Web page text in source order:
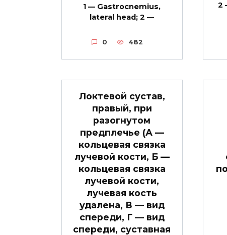
1 — Gastrocnemius,
lateral head; 2 —
0 482
2
Локтевой сустав,
правый, при
разогнутом
предплечье (А —
кольцевая связка
лучевой кости, Б —
кольцевая связка
лучевой кости,
лучевая кость
удалена, В — вид
спереди, Г — вид
спереди, суставная